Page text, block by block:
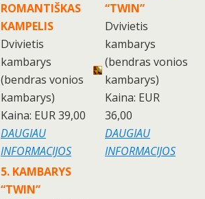
ROMANTIŠKAS
KAMPELIS
Dvivietis
kambarys
(bendras vonios
kambarys)
Kaina: EUR 39,00
DAUGIAU
INFORMACIJOS
“TWIN”
Dvivietis
kambarys
(bendras vonios
kambarys)
Kaina: EUR
36,00
DAUGIAU
INFORMACIJOS
5. KAMBARYS
“TWIN”